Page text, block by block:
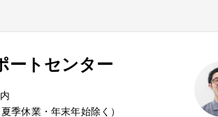
ートセンター
季休業・年末年始除く）